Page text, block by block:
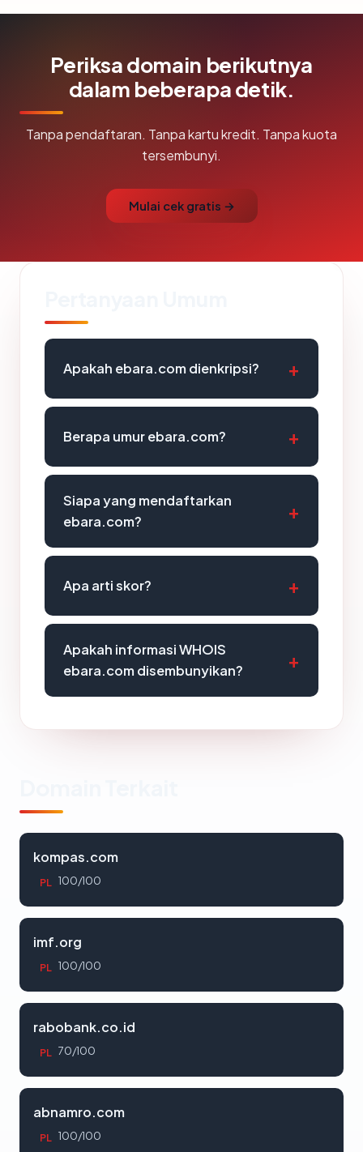
Periksa domain berikutnya
dalam beberapa detik.
Tanpa pendaftaran. Tanpa kartu kredit. Tanpa kuota
tersembunyi.
Mulai cek gratis →
Apakah ebara.com dienkripsi?
Berapa umur ebara.com?
Siapa yang mendaftarkan
ebara.com?
Apa arti skor?
Apakah informasi WHOIS
ebara.com disembunyikan?
kompas.com
PL 100/100
imf.org
PL 100/100
rabobank.co.id
PL 70/100
abnamro.com
PL 100/100